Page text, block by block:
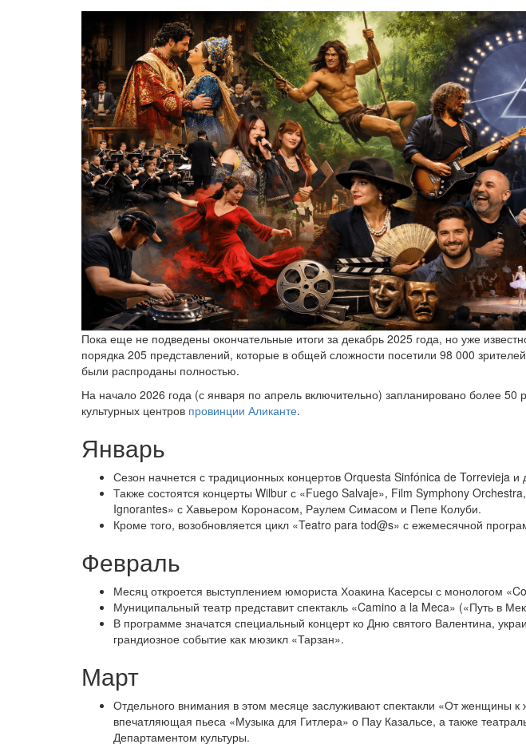
Пока еще не подведены окончательные итоги за декабрь 2025 года, но уже
порядка 205 представлений, которые в общей сложности посетили 98 000
были распроданы полностью.
На начало 2026 года (с января по апрель включительно) запланировано более 50
культурных центров провинции Аликанте.
Январь
Сезон начнется с традиционных концертов Orquesta Sinfónica de Torrevieja и
Также состоятся концерты Wilbur с «Fuego Salvaje», Film Symphony
Ignorantes» с Хавьером Коронасом, Раулем Симасом и Пепе Колуби.
Кроме того, возобновляется цикл «Teatro para tod@s» с ежемесячной
Февраль
Месяц откроется выступлением юмориста Хоакина Касерсы с монологом
Муниципальный театр представит спектакль «Camino a la Meca» («Путь в
В программе значатся специальный концерт ко Дню святого Валентина,
грандиозное событие как мюзикл «Тарзан».
Март
Отдельного внимания в этом месяце заслуживают спектакли «От
впечатляющая пьеса «Музыка для Гитлера» о Пау Казальсе, а также
Департаментом культуры.